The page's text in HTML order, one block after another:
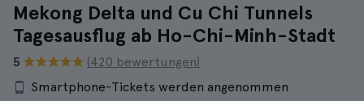
Mekong Delta und Cu Chi Tunnels
Tagesausflug ab Ho-Chi-Minh-Stadt
5
(420 bewertungen)
Smartphone-Tickets werden angenommen